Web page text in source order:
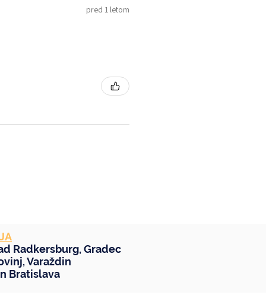
pred 1 letom
Radkersburg,Gradec
,Varaždin
Bratislava